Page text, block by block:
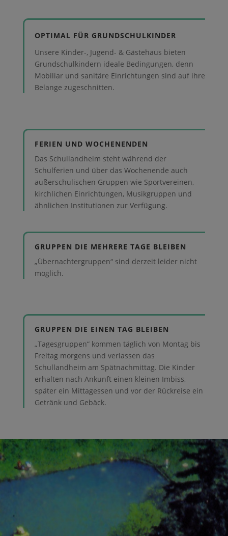
OPTIMAL FÜR GRUNDSCHULKINDER
Unsere Kinder-, Jugend- & Gästehaus bieten
Grundschulkindern ideale Bedingungen, denn
Mobiliar und sanitäre Einrichtungen sind auf ihre
Belange zugeschnitten.
FERIEN UND WOCHENENDEN
Das Schullandheim steht während der
Schulferien und über das Wochenende auch
außerschulischen Gruppen wie Sportvereinen,
kirchlichen Einrichtungen, Musikgruppen und
ähnlichen Institutionen zur Verfügung.
GRUPPEN DIE MEHRERE TAGE BLEIBEN
„Übernachtergruppen“ sind derzeit leider nicht
möglich.
GRUPPEN DIE EINEN TAG BLEIBEN
„Tagesgruppen“ kommen täglich von Montag bis
Freitag morgens und verlassen das
Schullandheim am Spätnachmittag. Die Kinder
erhalten nach Ankunft einen kleinen Imbiss,
später ein Mittagessen und vor der Rückreise ein
Getränk und Gebäck.